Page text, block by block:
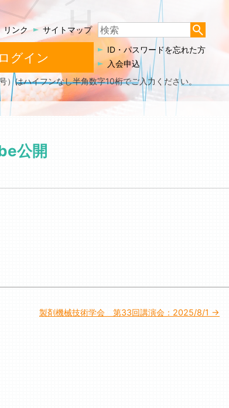
リンク サイトマップ 検
結
果:
%s
ログイン
ID・パスワードを忘れた方
入会申込
）はハイフンなし半角数字10桁でご入力ください。
公開
製剤機械技術学会 第33回講演会：2025/8/1